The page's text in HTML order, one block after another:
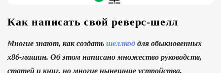
Как написать свой реверс-шелл
Многие знают, как создать шеллкод для обыкновенных
x86-машин. Об этом написано множество руководств,
статей и книг, но многие нынешние устройства,